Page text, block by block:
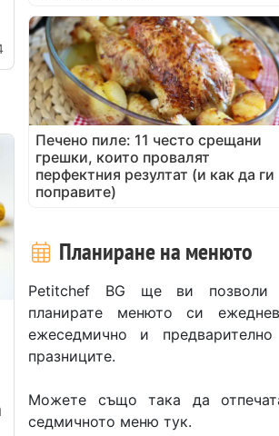
Печено пиле: 11 често срещани
грешки, които провалят
перфектния резултат (и как да ги
поправите)
Планиране на менюто
Petitchef BG ще ви позволи
планирате менюто си
ежеседмично и
празниците.
Можете също така да
седмичното меню тук.